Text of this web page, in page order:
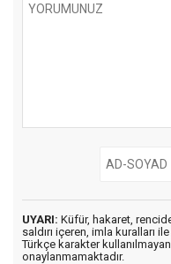
UYARI: Küfür, hakaret,
saldırı içeren, imla kuralları ile
Türkçe karakter
onaylanmamaktadır.